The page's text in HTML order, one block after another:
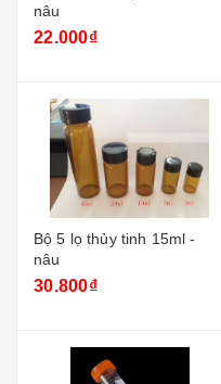
nâu
22.000₫
Bộ 5 lọ thủy tinh 15ml -
nâu
30.800₫